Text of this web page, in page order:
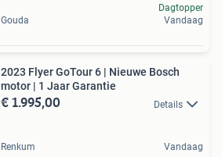
Gouda
Dagtopper
Vandaag
2023 Flyer GoTour 6 | Nieuwe Bosch
motor | 1 Jaar Garantie
€ 1.995,00 Details
Renkum Vandaag